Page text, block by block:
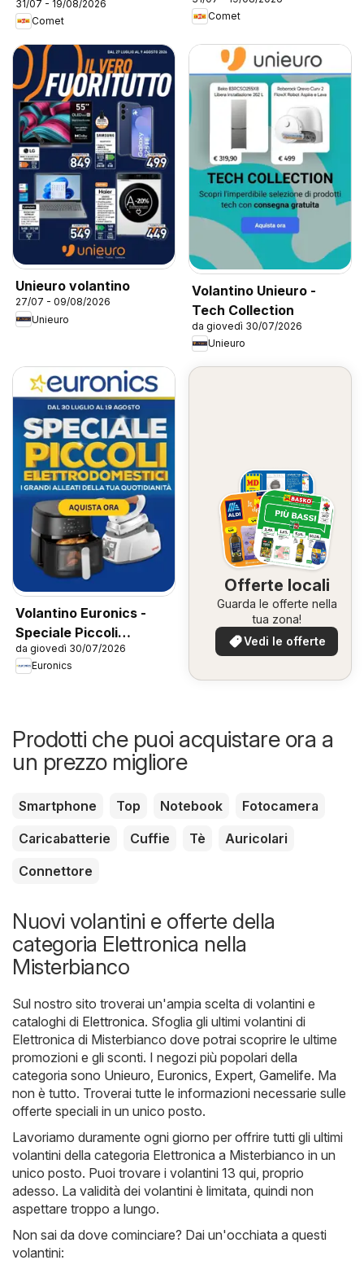
31/07 - 19/08/2026
Comet
Comet
Unieuro volantino
27/07 - 09/08/2026
Unieuro
Volantino Unieuro -
Tech Collection
da giovedì 30/07/2026
Unieuro
Volantino Euronics -
Speciale Piccoli
Elettrodomestici
da giovedì 30/07/2026
Euronics
Offerte locali
Guarda le offerte nella
tua zona!
Vedi le offerte
Prodotti che puoi acquistare ora a
un prezzo migliore
Smartphone Top Notebook
Fotocamera
Caricabatterie
Cuffie Tè
Auricolari
Connettore
Nuovi volantini e offerte della
categoria Elettronica nella
Misterbianco
Sul nostro sito troverai un'ampia scelta di volantini e
cataloghi di Elettronica. Sfoglia gli ultimi volantini di
Elettronica di Misterbianco dove potrai scoprire le ultime
promozioni e gli sconti. I negozi più popolari della
categoria sono Unieuro Euronics Expert Gamelife. Ma
non è tutto. Troverai tutte le informazioni necessarie sulle
offerte speciali in un unico posto.
Lavoriamo duramente ogni giorno per offrire tutti gli ultimi
volantini della categoria Elettronica a Misterbianco in un
unico posto. Puoi trovare i volantini 13 qui, proprio
adesso. La validità dei volantini è limitata, quindi non
aspettare troppo a lungo.
Non sai da dove cominciare? Dai un'occhiata a questi
volantini: